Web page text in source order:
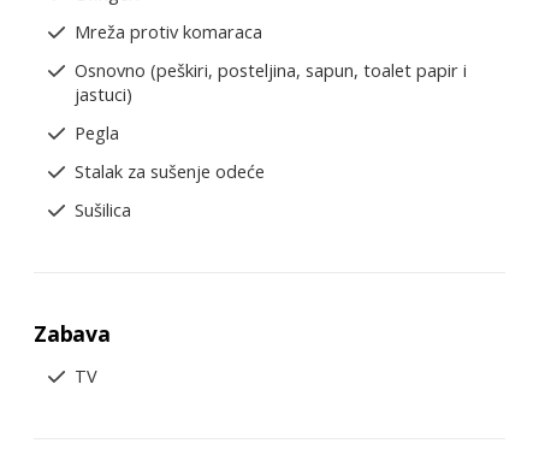
Mreža protiv komaraca
Osnovno (peškiri, posteljina, sapun, toalet papir i
jastuci)
Pegla
Stalak za sušenje odeće
Sušilica
Zabava
TV